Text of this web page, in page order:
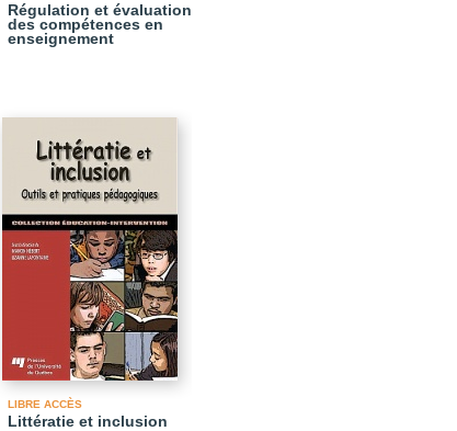
Régulation et évaluation
des compétences en
enseignement
LIBRE ACCÈS
Littératie et inclusion